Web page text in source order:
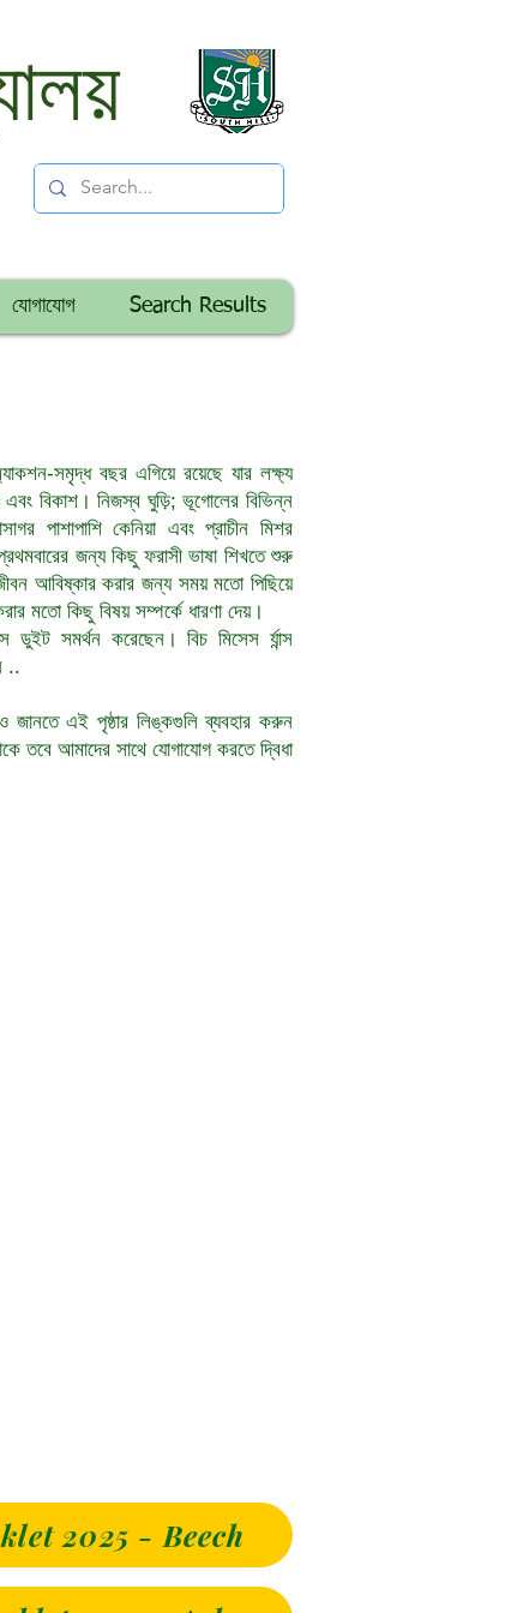
যোগাযোগ Search Results
সমৃদ্ধ বছর এগিয়ে রয়েছে যার লক্ষ্য
এবং বিকাশ। নিজস্ব ঘুড়ি; ভূগোলের বিভিন্ন
পাশাপাশি কেনিয়া এবং প্রাচীন মিশর
জন্য কিছু ফরাসী ভাষা শিখতে শুরু
আবিষ্কার করার জন্য সময় মতো পিছিয়ে
মতো কিছু বিষয় সম্পর্কে ধারণা দেয়।
ডুইট সমর্থন করেছেন। বিচ মিসেস র্যান্স
..
এই পৃষ্ঠার লিঙ্কগুলি ব্যবহার করুন
তবে আমাদের সাথে যোগাযোগ করতে দ্বিধা
2025 - Beech